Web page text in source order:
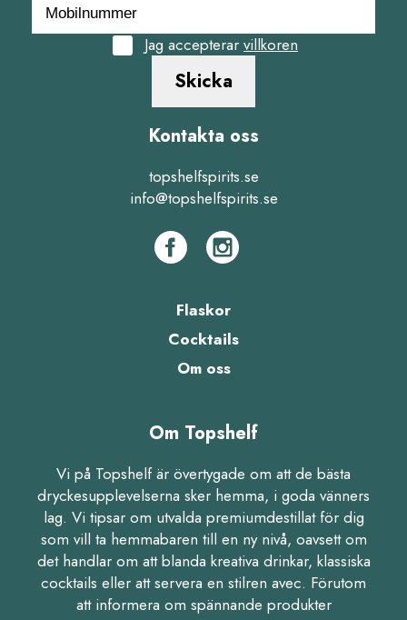
Jag accepterar villkoren
Skicka
Kontakta oss
topshelfspirits.se
info@topshelfspirits.se
Flaskor
Cocktails
Om oss
Om Topshelf
Vi på Topshelf är övertygade om att de bästa
dryckesupplevelserna sker hemma, i goda vänners
lag. Vi tipsar om utvalda premiumdestillat för dig
som vill ta hemmabaren till en ny nivå, oavsett om
det handlar om att blanda kreativa drinkar, klassiska
cocktails eller att servera en stilren avec. Förutom
att informera om spännande produkter